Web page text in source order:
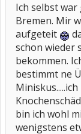
Ich selbst
Bremen. Mir
aufgeteit
schon wieder
bekommen.
bestimmt ne
bin ich wohl
wenigstens